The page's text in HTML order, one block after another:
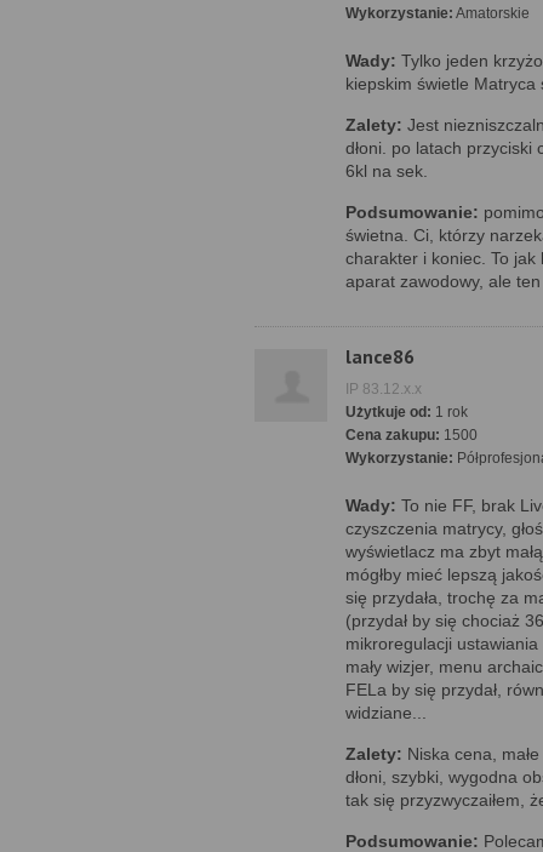
Wykorzystanie: Amatorskie
Wady: Tylko jeden
kiepskim świetle Matryca
Zalety: Jest
dłoni. po latach przyciski
6kl na sek.
Podsumowanie:
świetna. Ci, którzy
charakter i koniec. To
aparat zawodowy, ale
lance86
IP 83.12.x.x
Użytkuje od: 1 rok
Cena zakupu: 1500
Wykorzystanie:
Wady: To nie FF, brak
czyszczenia matrycy,
wyświetlacz ma zbyt
mógłby mieć lepszą
się przydała, trochę za
(przydał by się chociaż
mikroregulacji
mały wizjer, menu
FELa by się przydał,
widziane...
Zalety: Niska cena,
dłoni, szybki, wygodna
tak się przyzwyczaiłem,
Podsumowanie: